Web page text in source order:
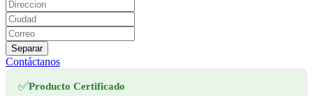
Separar
Contáctanos
✅Producto Certificado